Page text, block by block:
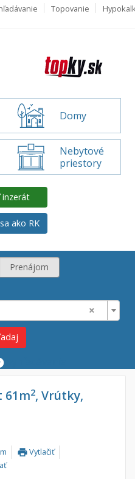
Topovanie
Domy
Nebytové
priestory
inzerát
ako RK
Prenájom
×
61m2, Vrútky,
printVytlačiť